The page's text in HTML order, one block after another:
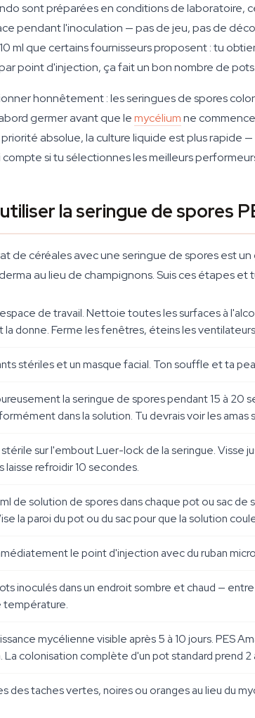
sont préparées en conditions de
pendant l'inoculation — pas de jeu, pas de
ml que certains fournisseurs proposent : tu
point d'injection, ça fait un bon nombre de
honnêtement : les seringues de spores
germer avant que lemycéliumne
priorité absolue, la culture liquide est plus
si tu sélectionnes les meilleurs
la seringue de spores
de céréales avec une seringue de spores est
au lieu de champignons. Suis ces étapes
de travail. Nettoie toutes les surfaces à
la donne. Ferme les fenêtres, éteins les
stériles et un masque facial. Ton souffle et ta
la seringue de spores pendant 15 à
dans la solution. Tu devrais voir les
sur l'embout Luer-lock de la seringue. Visse
laisse refroidir 10 secondes.
de solution de spores dans chaque pot ou sac
la paroi du pot ou du sac pour que la solution
le point d'injection avec du ruban
inoculés dans un endroit sombre et chaud —
température.
mycélienne visible après 5 à 10 jours. PES
La colonisation complète d'un pot standard prend
des taches vertes, noires ou oranges au lieu du